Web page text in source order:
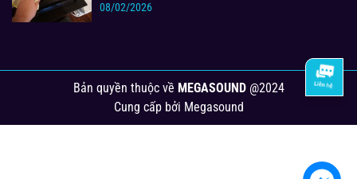
08/02/2026
Bản quyền thuộc về MEGASOUND@2024
Cung cấp bởi Megasound